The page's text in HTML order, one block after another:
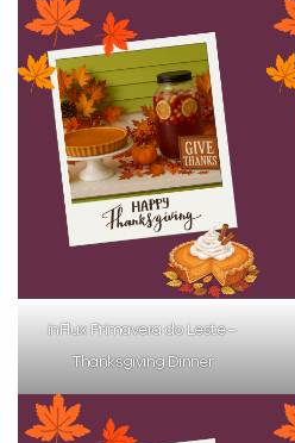
inFlux Primavera do Leste –
Thanksgiving Dinner